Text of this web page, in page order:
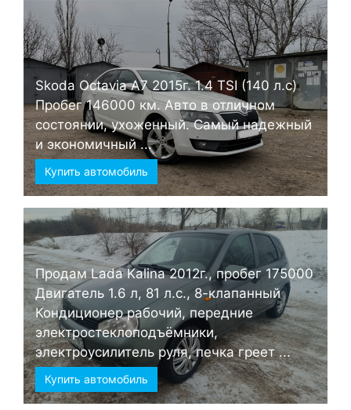
Skoda Octavia А7 2015г. 1.4 TSI (140 л.с)
Пробег 146000 км. Авто в отличном
состоянии, ухоженный. Самый надежный
и экономичный ...
Купить автомобиль
Продам Lada Kalina 2012г., пробег 175000
Двигатель 1.6 л, 81 л.с., 8-клапанный
Кондиционер рабочий, передние
электростеклоподъёмники,
электроусилитель руля, печка греет ...
Купить автомобиль